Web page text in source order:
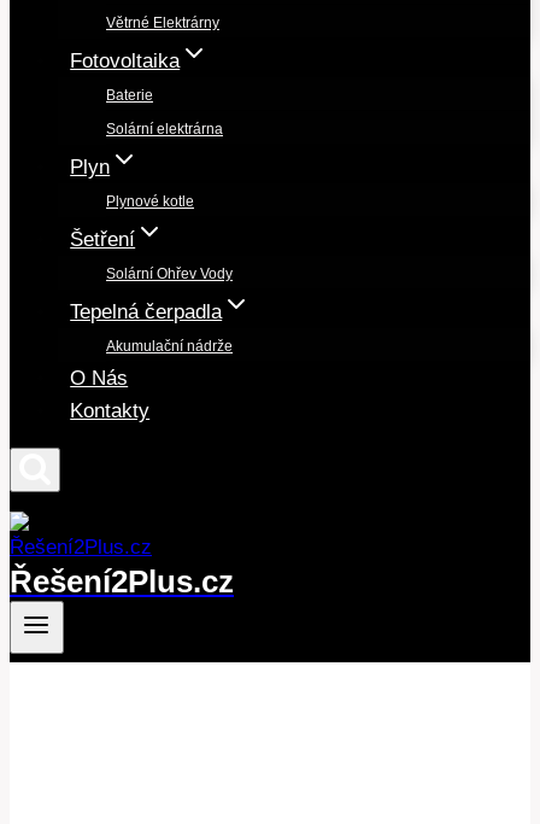
Větrné Elektrárny
Fotovoltaika
Baterie
Solární elektrárna
Plyn
Plynové kotle
Šetření
Solární Ohřev Vody
Tepelná čerpadla
Akumulační nádrže
O Nás
Kontakty
Řešení2Plus.cz